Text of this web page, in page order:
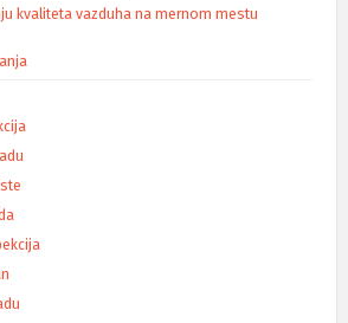
kvaliteta vazduha na mernom mestu